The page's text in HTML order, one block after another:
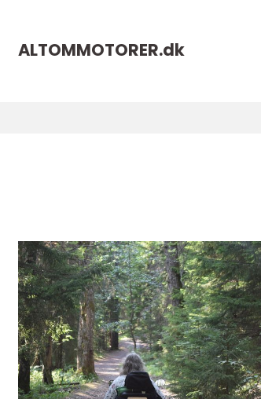
ALTOMMOTORER.dk